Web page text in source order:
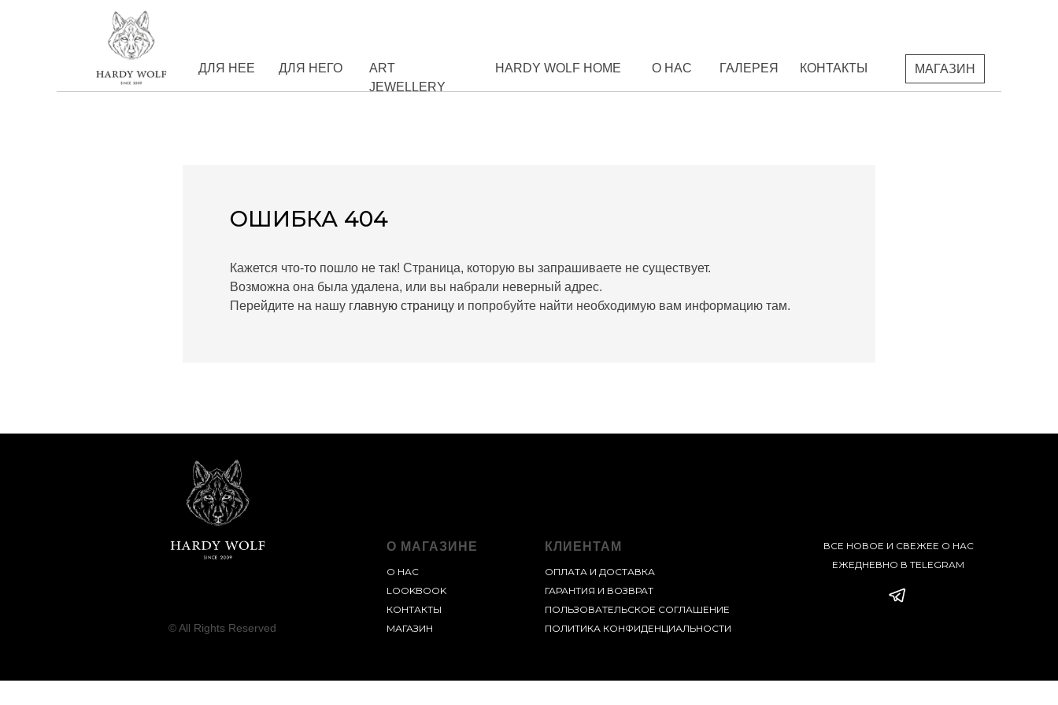
ДЛЯ НЕЕ ДЛЯ НЕГО
ART
JEWELLERY
HARDY WOLF HOME О НАС ГАЛЕРЕЯ КОНТАКТЫ МАГАЗИН
ОШИБКА 404
Кажется что-то пошло не так! Страница, которую вы запрашиваете не существует.
Возможна она была удалена, или вы набрали неверный адрес.
Перейдите на нашу главную страницу и попробуйте найти необходимую вам информацию там.
© All Rights Reserved
О МАГАЗИНЕ
О НАС
LOOKBOOK
КОНТАКТЫ
МАГАЗИН
КЛИЕНТАМ
ОПЛАТА И ДОСТАВКА
ГАРАНТИЯ И ВОЗВРАТ
ПОЛЬЗОВАТЕЛЬСКОЕ СОГЛАШЕНИЕ
ПОЛИТИКА КОНФИДЕНЦИАЛЬНОСТИ
ВСЕ НОВОЕ И СВЕЖЕЕ О НАС
ЕЖЕДНЕВНО В TELEGRAM